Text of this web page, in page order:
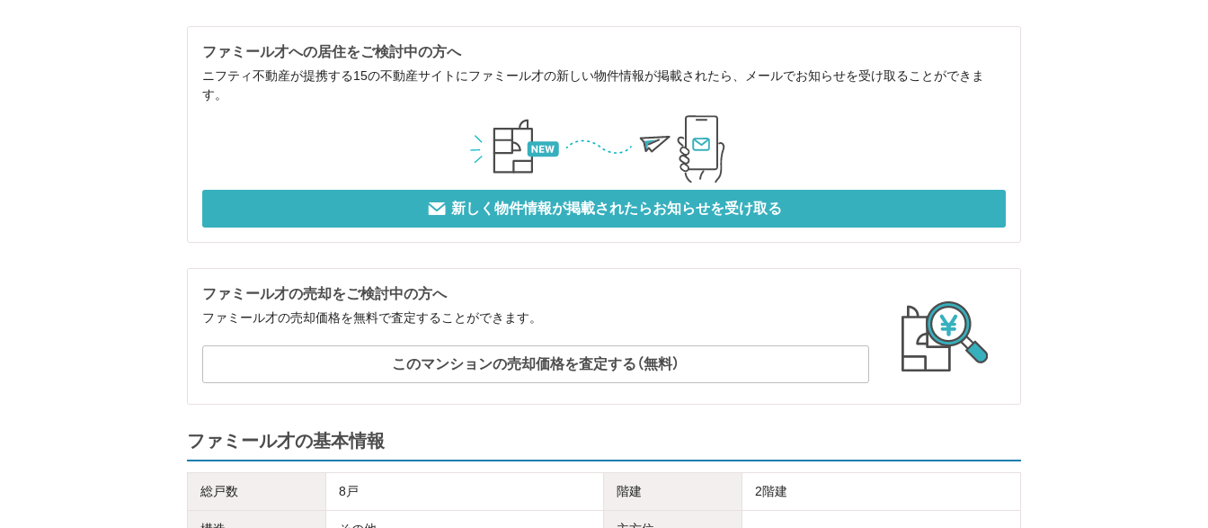
ファミール才への居住をご検討中の方へ
ニフティ不動産が提携する15の不動産サイトにファミール才の新しい物件情報が掲載されたら、メールでお知らせを受け取ることができま
す。
新しく物件情報が掲載されたらお知らせを受け取る
ファミール才の売却をご検討中の方へ
ファミール才の売却価格を無料で査定することができます。
このマンションの売却価格を査定する（無料）
ファミール才の基本情報
総戸数 8戸 階建 2階建